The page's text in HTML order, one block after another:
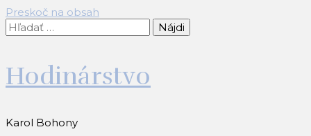
Preskoč na obsah
Hľadať:
Hodinárstvo
Karol Bohony